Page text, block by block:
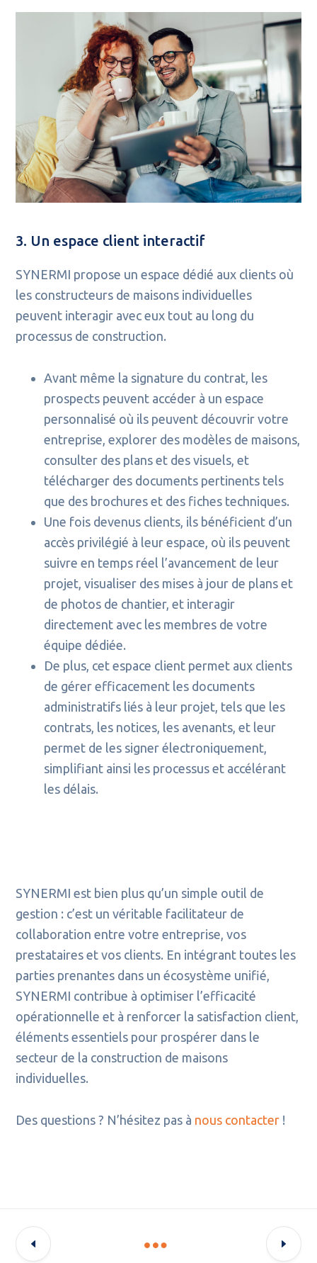
3. Un espace client interactif
SYNERMI propose un espace dédié aux clients où
les constructeurs de maisons individuelles
peuvent interagir avec eux tout au long du
processus de construction.
Avant même la signature du contrat, les
prospects peuvent accéder à un espace
personnalisé où ils peuvent découvrir votre
entreprise, explorer des modèles de maisons,
consulter des plans et des visuels, et
télécharger des documents pertinents tels
que des brochures et des fiches techniques.
Une fois devenus clients, ils bénéficient d’un
accès privilégié à leur espace, où ils peuvent
suivre en temps réel l’avancement de leur
projet, visualiser des mises à jour de plans et
de photos de chantier, et interagir
directement avec les membres de votre
équipe dédiée.
De plus, cet espace client permet aux clients
de gérer efficacement les documents
administratifs liés à leur projet, tels que les
contrats, les notices, les avenants, et leur
permet de les signer électroniquement,
simplifiant ainsi les processus et accélérant
les délais.
SYNERMI est bien plus qu’un simple outil de
gestion : c’est un véritable facilitateur de
collaboration entre votre entreprise, vos
prestataires et vos clients. En intégrant toutes les
parties prenantes dans un écosystème unifié,
SYNERMI contribue à optimiser l’efficacité
opérationnelle et à renforcer la satisfaction client,
éléments essentiels pour prospérer dans le
secteur de la construction de maisons
individuelles.
Des questions ? N’hésitez pas à nous contacter !